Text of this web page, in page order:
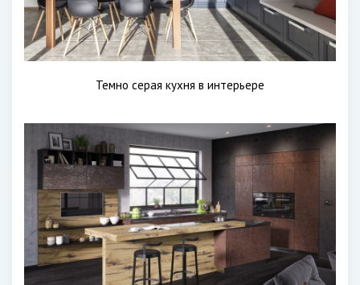
Темно серая кухня в интерьере